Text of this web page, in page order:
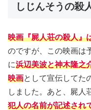
しじんそうの殺
映画『屍人荘の殺人』
のですが、この映画は
に浜辺美波と神木隆之
映画として宣伝してた
しました。あと、屍人
犯人の名前が記述され